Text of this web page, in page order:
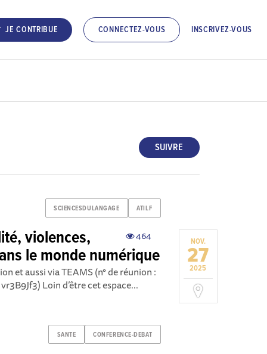
JE CONTRIBUE CONNECTEZ-VOUS INSCRIVEZ-VOUS
SUIVRE
SCIENCESDULANGAGE ATILF
NOV.
27
2025
464
violences,
le monde numérique
et aussi via TEAMS (n° de réunion :
Loin d’être cet espace...
SANTE CONFERENCE-DEBAT